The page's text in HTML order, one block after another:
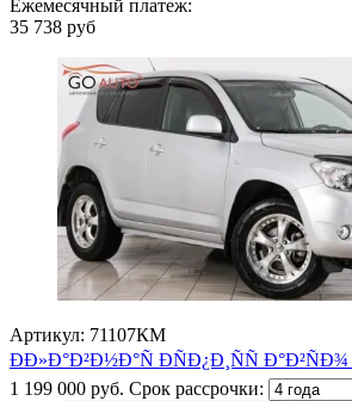
Ежемесячный платеж:
35 738 руб
Артикул: 71107КМ
ÐÐ»Ð°Ð²Ð½Ð°Ñ ÐÑÐ¿Ð¸ÑÑ
1 199 000 руб. Срок рассрочки: